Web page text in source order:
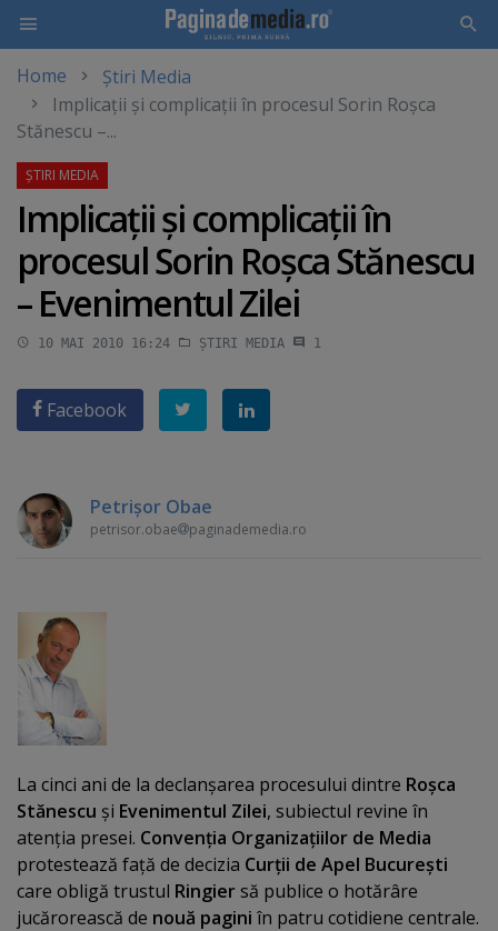
main
content
Home
Știri Media
Implicaţii şi complicaţii în procesul Sorin Roşca
Stănescu –...
Implicaţii şi complicaţii în
procesul Sorin Roşca Stănescu
– Evenimentul Zilei
10 MAI 2010 16:24 ȘTIRI MEDIA 1
Facebook
Petrişor Obae
petrisor.obae paginademedia.ro
La cinci ani de la declanşarea procesului dintre Roşca
Stănescu şi Evenimentul Zilei, subiectul revine în
atenţia presei. Convenţia Organizaţiilor de Media
protestează faţă de decizia Curţii de Apel Bucureşti
care obligă trustul Ringiersă publice o hotărâre
jucărorească de nouă pagini în patru cotidiene centrale.